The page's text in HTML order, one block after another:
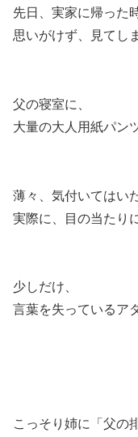
先日、実家に帰った
思いがけず、見てし
父の寝室に、
大量の大人用紙パン
薄々、気付いてはい
実際に、目の当たり
少しだけ、
言葉を失っているア
こっそり姉に「父の